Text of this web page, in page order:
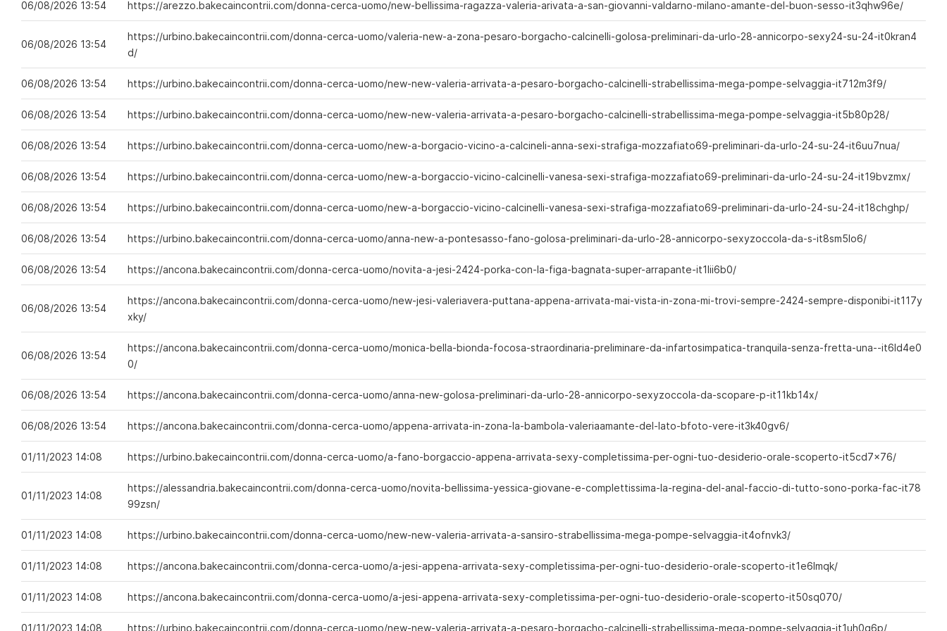
06/08/2026 13:54 https://arezzo.bakecaincontrii.com/donna-cerca-uomo/new-bellissima-ragazza-valeria-arivata-a-san-giovanni-valdarno-milano-amante-del-buon-sesso-it3qhw96e/
06/08/2026 13:54
https://urbino.bakecaincontrii.com/donna-cerca-uomo/valeria-new-a-zona-pesaro-borgacho-calcinelli-golosa-preliminari-da-urlo-28-annicorpo-sexy24-su-24-it0kran4
d/
06/08/2026 13:54 https://urbino.bakecaincontrii.com/donna-cerca-uomo/new-new-valeria-arrivata-a-pesaro-borgacho-calcinelli-strabellissima-mega-pompe-selvaggia-it712m3f9/
06/08/2026 13:54 https://urbino.bakecaincontrii.com/donna-cerca-uomo/new-new-valeria-arrivata-a-pesaro-borgacho-calcinelli-strabellissima-mega-pompe-selvaggia-it5b80p28/
06/08/2026 13:54 https://urbino.bakecaincontrii.com/donna-cerca-uomo/new-a-borgacio-vicino-a-calcineli-anna-sexi-strafiga-mozzafiato69-preliminari-da-urlo-24-su-24-it6uu7nua/
06/08/2026 13:54 https://urbino.bakecaincontrii.com/donna-cerca-uomo/new-a-borgaccio-vicino-calcinelli-vanesa-sexi-strafiga-mozzafiato69-preliminari-da-urlo-24-su-24-it19bvzmx/
06/08/2026 13:54 https://urbino.bakecaincontrii.com/donna-cerca-uomo/new-a-borgaccio-vicino-calcinelli-vanesa-sexi-strafiga-mozzafiato69-preliminari-da-urlo-24-su-24-it18chghp/
06/08/2026 13:54 https://urbino.bakecaincontrii.com/donna-cerca-uomo/anna-new-a-pontesasso-fano-golosa-preliminari-da-urlo-28-annicorpo-sexyzoccola-da-s-it8sm5lo6/
06/08/2026 13:54 https://ancona.bakecaincontrii.com/donna-cerca-uomo/novita-a-jesi-2424-porka-con-la-figa-bagnata-super-arrapante-it1lii6b0/
06/08/2026 13:54
https://ancona.bakecaincontrii.com/donna-cerca-uomo/new-jesi-valeriavera-puttana-appena-arrivata-mai-vista-in-zona-mi-trovi-sempre-2424-sempre-disponibi-it117y
xky/
06/08/2026 13:54
https://ancona.bakecaincontrii.com/donna-cerca-uomo/monica-bella-bionda-focosa-straordinaria-preliminare-da-infartosimpatica-tranquila-senza-fretta-una--it6ld4e0
0/
06/08/2026 13:54 https://ancona.bakecaincontrii.com/donna-cerca-uomo/anna-new-golosa-preliminari-da-urlo-28-annicorpo-sexyzoccola-da-scopare-p-it11kb14x/
06/08/2026 13:54 https://ancona.bakecaincontrii.com/donna-cerca-uomo/appena-arrivata-in-zona-la-bambola-valeriaamante-del-lato-bfoto-vere-it3k40gv6/
01/11/2023 14:08 https://urbino.bakecaincontrii.com/donna-cerca-uomo/a-fano-borgaccio-appena-arrivata-sexy-completissima-per-ogni-tuo-desiderio-orale-scoperto-it5cd7x76/
01/11/2023 14:08
https://alessandria.bakecaincontrii.com/donna-cerca-uomo/novita-bellissima-yessica-giovane-e-complettissima-la-regina-del-anal-faccio-di-tutto-sono-porka-fac-it78
99zsn/
01/11/2023 14:08 https://urbino.bakecaincontrii.com/donna-cerca-uomo/new-new-valeria-arrivata-a-sansiro-strabellissima-mega-pompe-selvaggia-it4ofnvk3/
01/11/2023 14:08 https://ancona.bakecaincontrii.com/donna-cerca-uomo/a-jesi-appena-arrivata-sexy-completissima-per-ogni-tuo-desiderio-orale-scoperto-it1e6lmqk/
01/11/2023 14:08 https://ancona.bakecaincontrii.com/donna-cerca-uomo/a-jesi-appena-arrivata-sexy-completissima-per-ogni-tuo-desiderio-orale-scoperto-it50sq070/
01/11/2023 14:08 https://urbino.bakecaincontrii.com/donna-cerca-uomo/new-new-valeria-arrivata-a-pesaro-borgacho-calcinelli-strabellissima-mega-pompe-selvaggia-it1uh0g6p/